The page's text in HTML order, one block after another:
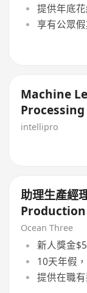
提供年底
享有公眾
Machine
intellipro
助理生產經理(食
Ocean Three
新人獎金
10天年假
提供在職